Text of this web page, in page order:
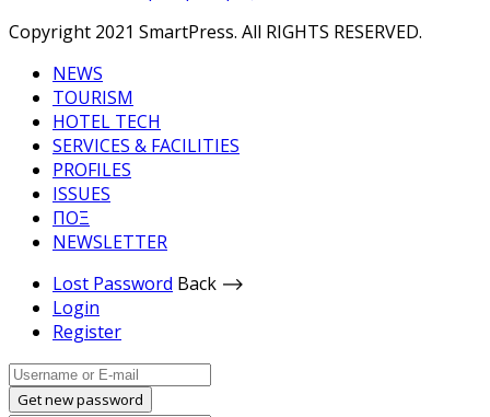
Copyright 2021 SmartPress. All RIGHTS RESERVED.
NEWS
TOURISM
HOTEL TECH
SERVICES & FACILITIES
PROFILES
ISSUES
ΠΟΞ
NEWSLETTER
Lost Password Back ⟶
Login
Register
Get new password